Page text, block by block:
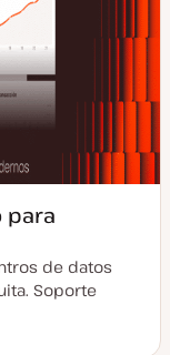
para
de datos
Soporte